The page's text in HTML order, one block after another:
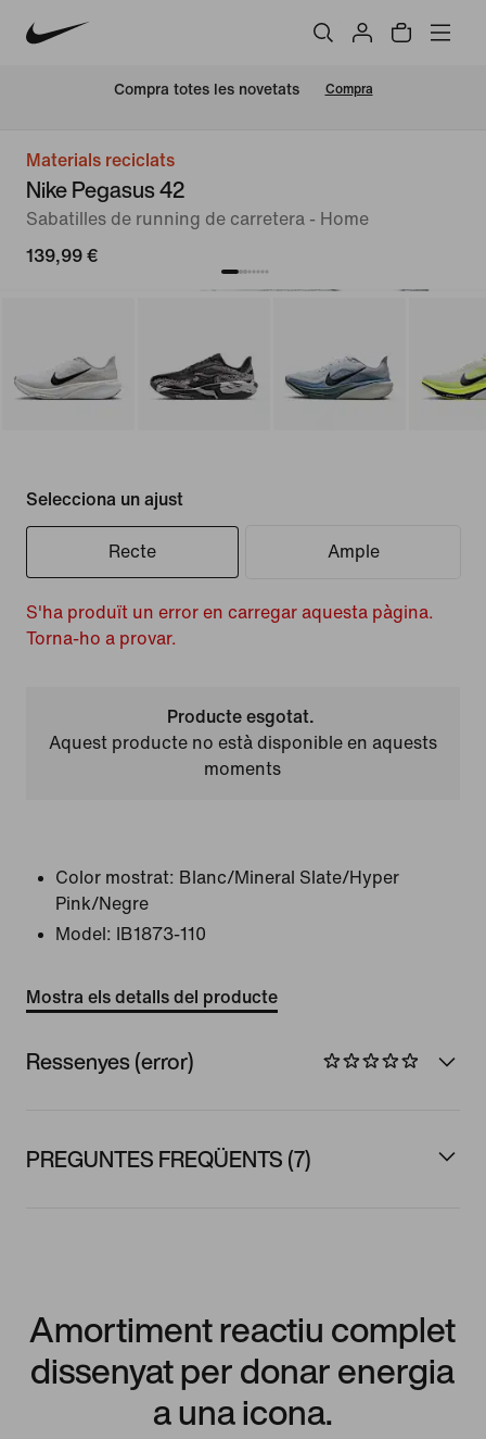
Compra totes les novetats Compra
Materials reciclats
Nike Pegasus 42
Sabatilles de running de carretera - Home
139,99 €
Selecciona un ajust
Recte Ample
S'ha produït un error en carregar aquesta pàgina.
Torna-ho a provar.
Producte esgotat.
Aquest producte no està disponible en aquests
moments
Color mostrat: Blanc/Mineral Slate/Hyper
Pink/Negre
Model:
IB1873-110
Mostra els detalls del producte
Ressenyes (error)
PREGUNTES FREQÜENTS (7)
Amortiment reactiu complet
dissenyat per donar energia
a una icona.